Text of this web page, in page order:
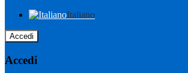
Italiano
Accedi
Accedi